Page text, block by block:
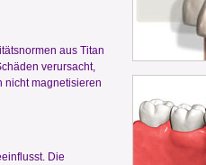
aus Titan
verursacht,
nicht magnetisieren
Die